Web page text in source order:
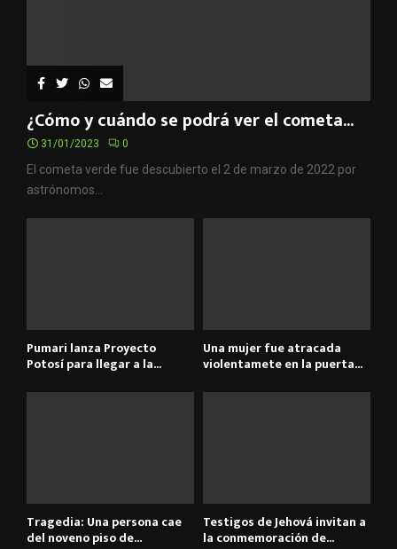
¿Cómo y cuándo se podrá ver el cometa...
31/01/2023 0
El cometa verde fue descubierto el 2 de marzo de 2022 por
astrónomos...
Pumari lanza Proyecto
Potosí para llegar a la...
Una mujer fue atracada
violentamete en la puerta...
Tragedia: Una persona cae
del noveno piso de...
Testigos de Jehová invitan a
la conmemoración de...